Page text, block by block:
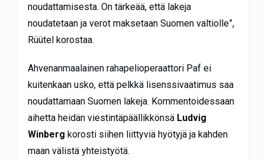
noudattamisesta. On tärkeää, että lakeja
noudatetaan ja verot maksetaan Suomen valtiolle”,
Rüütel korostaa.
Ahvenanmaalainen rahapelioperaattori Paf ei
kuitenkaan usko, että pelkkä lisenssivaatimus saa
noudattamaan Suomen lakeja. Kommentoidessaan
aihetta heidän viestintäpäällikkönsä Ludvig
Winberg korosti siihen liittyviä hyötyjä ja kahden
maan välistä yhteistyötä.